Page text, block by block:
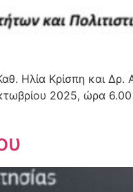
Ηλία Κρίσπη και
2025, ώρα